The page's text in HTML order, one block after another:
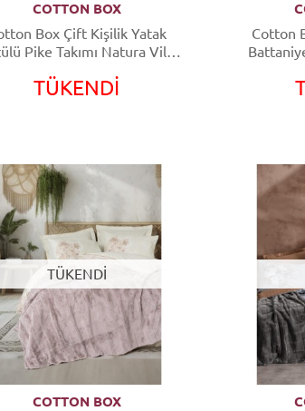
COTTON BOX
Box Çift Kişilik Yatak
Pike Takımı Natura Vilo
TÜKENDİ
Cotton
TÜKENDİ
COTTON BOX